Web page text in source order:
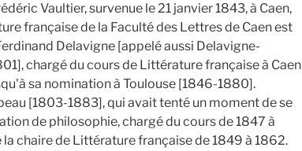
Vaultier, survenue le 21 janvier 1843, à Caen,
française de la Faculté des Lettres de Caen est
Delavigne [appelé aussi Delavigne-
chargé du cours de Littérature française à Caen
sa nomination à Toulouse [1846-1880].
[1803-1883], qui avait tenté un moment de se
de philosophie, chargé du cours de 1847 à
chaire de Littérature française de 1849 à 1862.